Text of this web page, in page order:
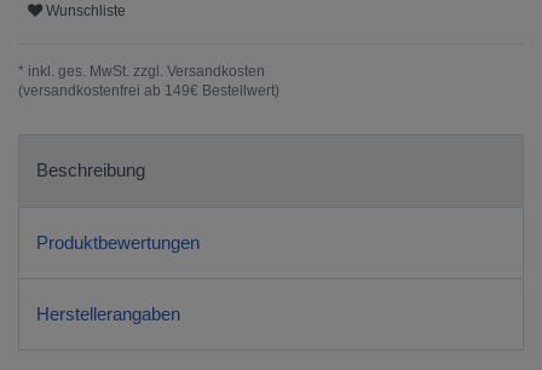
Wunschliste
* inkl. ges. MwSt. zzgl. Versandkosten
(versandkostenfrei ab 149€ Bestellwert)
Beschreibung
Produktbewertungen
Herstellerangaben